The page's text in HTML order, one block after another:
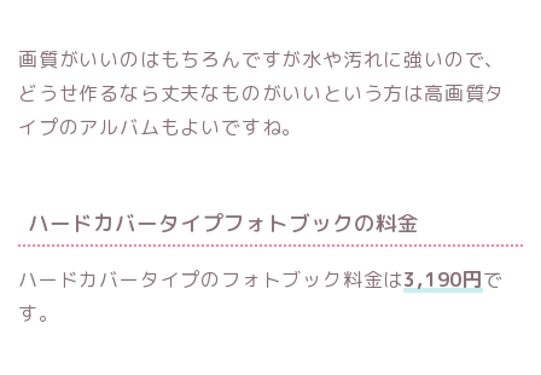
画質がいいのはもちろんですが水や汚れに強いので、
どうせ作るなら丈夫なものがいいという方は高画質タ
イプのアルバムもよいですね。
ハードカバータイプフォトブックの料金
ハードカバータイプのフォトブック料金は3,190円で
す。